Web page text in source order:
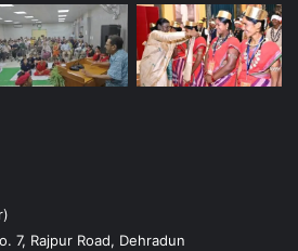
7, Rajpur Road, Dehradun